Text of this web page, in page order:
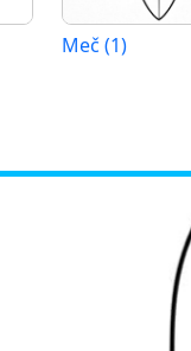
Meč (1)